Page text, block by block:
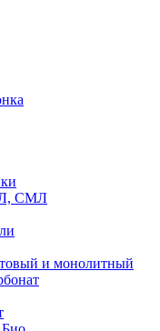
СМЛ
и монолитный